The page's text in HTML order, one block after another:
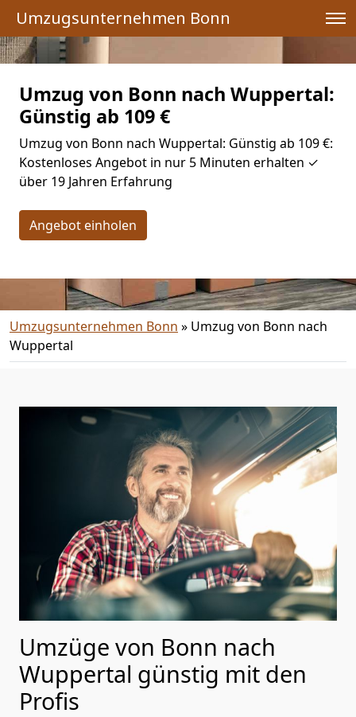
Umzugsunternehmen Bonn
Umzug von Bonn nach Wuppertal:
Günstig ab 109 €
Umzug von Bonn nach Wuppertal: Günstig ab 109 €:
Kostenloses Angebot in nur 5 Minuten erhalten ✓
über 19 Jahren Erfahrung
Angebot einholen
Umzugsunternehmen Bonn » Umzug von Bonn nach
Wuppertal
Umzüge von Bonn nach
Wuppertal günstig mit den
Profis